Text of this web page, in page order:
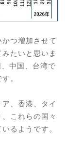
つ増加させて
たいと思いま
中国、台湾で
。
、香港、タイ
これらの国々
るようです。